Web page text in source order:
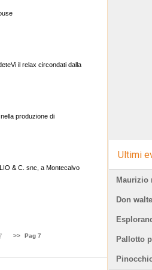
il relax circondati dalla
produzione di
& C. snc, a Montecalvo
>> Pag 7
Ultimi
Maurizio
Don
Pallotto